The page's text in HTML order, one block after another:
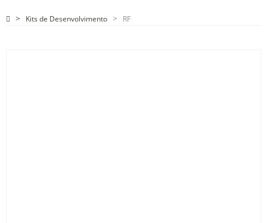
Kits de Desenvolvimento RF